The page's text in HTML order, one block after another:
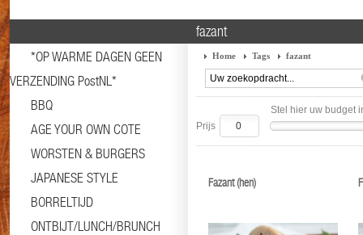
*OP WARME DAGEN GEEN
VERZENDING PostNL*
BBQ
AGE YOUR OWN COTE
WORSTEN & BURGERS
JAPANESE STYLE
BORRELTIJD
ONTBIJT/LUNCH/BRUNCH
fazant
Home Tags fazant
Stel hier uw budget
Prijs
Fazant (hen)